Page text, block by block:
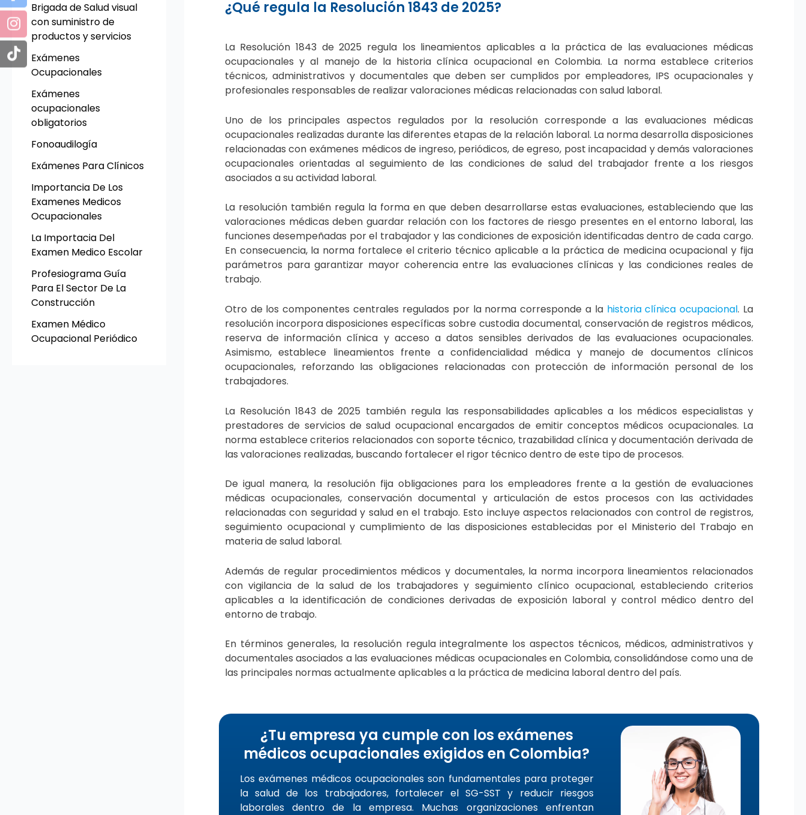
Brigada de Salud visual
con suministro de
productos y servicios
Exámenes
Ocupacionales
Exámenes
ocupacionales
obligatorios
Fonoaudilogía
Exámenes Para Clínicos
Importancia De Los
Examenes Medicos
Ocupacionales
La Importacia Del
Examen Medico Escolar
Profesiograma Guía
Para El Sector De La
Construcción
Examen Médico
Ocupacional Periódico
¿Qué regula la Resolución 1843 de 2025?
La Resolución 1843 de 2025 regula los lineamientos aplicables a la práctica de las evaluaciones médicas
ocupacionales y al manejo de la historia clínica ocupacional en Colombia. La norma establece criterios
técnicos, administrativos y documentales que deben ser cumplidos por empleadores, IPS ocupacionales y
profesionales responsables de realizar valoraciones médicas relacionadas con salud laboral.
Uno de los principales aspectos regulados por la resolución corresponde a las evaluaciones médicas
ocupacionales realizadas durante las diferentes etapas de la relación laboral. La norma desarrolla disposiciones
relacionadas con exámenes médicos de ingreso, periódicos, de egreso, post incapacidad y demás valoraciones
ocupacionales orientadas al seguimiento de las condiciones de salud del trabajador frente a los riesgos
asociados a su actividad laboral.
La resolución también regula la forma en que deben desarrollarse estas evaluaciones, estableciendo que las
valoraciones médicas deben guardar relación con los factores de riesgo presentes en el entorno laboral, las
funciones desempeñadas por el trabajador y las condiciones de exposición identificadas dentro de cada cargo.
En consecuencia, la norma fortalece el criterio técnico aplicable a la práctica de medicina ocupacional y fija
parámetros para garantizar mayor coherencia entre las evaluaciones clínicas y las condiciones reales de
trabajo.
Otro de los componentes centrales regulados por la norma corresponde a la historia clínica ocupacional. La
resolución incorpora disposiciones específicas sobre custodia documental, conservación de registros médicos,
reserva de información clínica y acceso a datos sensibles derivados de las evaluaciones ocupacionales.
Asimismo, establece lineamientos frente a confidencialidad médica y manejo de documentos clínicos
ocupacionales, reforzando las obligaciones relacionadas con protección de información personal de los
trabajadores.
La Resolución 1843 de 2025 también regula las responsabilidades aplicables a los médicos especialistas y
prestadores de servicios de salud ocupacional encargados de emitir conceptos médicos ocupacionales. La
norma establece criterios relacionados con soporte técnico, trazabilidad clínica y documentación derivada de
las valoraciones realizadas, buscando fortalecer el rigor técnico dentro de este tipo de procesos.
De igual manera, la resolución fija obligaciones para los empleadores frente a la gestión de evaluaciones
médicas ocupacionales, conservación documental y articulación de estos procesos con las actividades
relacionadas con seguridad y salud en el trabajo. Esto incluye aspectos relacionados con control de registros,
seguimiento ocupacional y cumplimiento de las disposiciones establecidas por el Ministerio del Trabajo en
materia de salud laboral.
Además de regular procedimientos médicos y documentales, la norma incorpora lineamientos relacionados
con vigilancia de la salud de los trabajadores y seguimiento clínico ocupacional, estableciendo criterios
aplicables a la identificación de condiciones derivadas de exposición laboral y control médico dentro del
entorno de trabajo.
En términos generales, la resolución regula integralmente los aspectos técnicos, médicos, administrativos y
documentales asociados a las evaluaciones médicas ocupacionales en Colombia, consolidándose como una de
las principales normas actualmente aplicables a la práctica de medicina laboral dentro del país.
¿Tu empresa ya cumple con los exámenes
médicos ocupacionales exigidos en Colombia?
Los exámenes médicos ocupacionales son fundamentales para proteger
la salud de los trabajadores, fortalecer el SG-SST y reducir riesgos
laborales dentro de la empresa. Muchas organizaciones enfrentan